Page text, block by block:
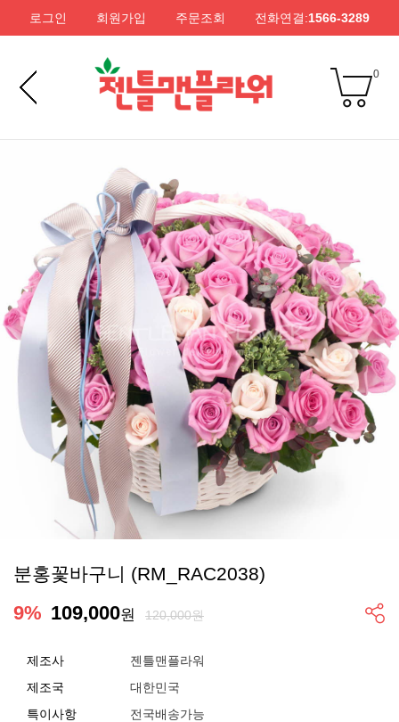
로그인 회원가입 주문조회 전화연결:1566-3289
0
분홍꽃바구니 (RM_RAC2038)
9% 109,000원 120,000원
제조사
젠틀맨플라워
제조국
대한민국
특이사항
전국배송가능